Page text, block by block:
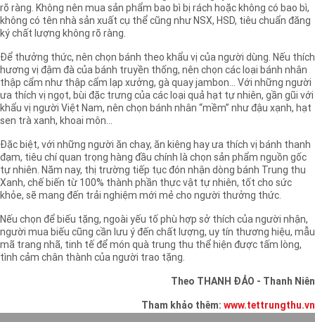
rõ ràng. Không nên mua sản phẩm bao bì bị rách hoặc không có bao bì,
không có tên nhà sản xuất cụ thể cũng như NSX, HSD, tiêu chuẩn đăng
ký chất lượng không rõ ràng.
Để thưởng thức, nên chọn bánh theo khẩu vị của người dùng. Nếu thích
hương vị đậm đà của bánh truyền thống, nên chọn các loại bánh nhân
thập cẩm như thập cẩm lạp xưởng, gà quay jambon… Với những người
ưa thích vị ngọt, bùi đặc trưng của các loại quả hạt tự nhiên, gần gũi với
khẩu vị người Việt Nam, nên chọn bánh nhân “mềm” như đậu xạnh, hạt
sen trà xanh, khoai môn…
Đặc biệt, với những người ăn chay, ăn kiêng hay ưa thích vị bánh thanh
đạm, tiêu chí quan trọng hàng đầu chính là chọn sản phẩm nguồn gốc
tự nhiên. Năm nay, thị trường tiếp tục đón nhận dòng bánh Trung thu
Xanh, chế biến từ 100% thành phần thực vật tự nhiên, tốt cho sức
khỏe, sẽ mang đến trải nghiệm mới mẻ cho người thưởng thức.
Nếu chọn để biếu tặng, ngoài yếu tố phù hợp sở thích của người nhận,
người mua biếu cũng cần lưu ý đến chất lượng, uy tín thương hiệu, mẫu
mã trang nhã, tinh tế để món quà trung thu thể hiện được tấm lòng,
tình cảm chân thành của người trao tặng.
Theo THANH ĐẢO - Thanh Niên
Tham khảo thêm: www.tettrungthu.vn